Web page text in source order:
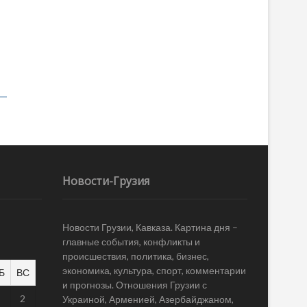
ВС
2
Новости-Грузия
Новости Грузии, Кавказа. Картина дня –
главные события, конфликты и
происшествия, политика, бизнес,
экономика, культура, спорт, комментарии
и прогнозы. Отношения Грузии с
Украиной, Арменией, Азербайджаном,